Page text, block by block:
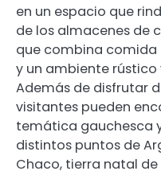
en un espacio que
de los almacenes de
que combina
y un ambiente rústico
Además de disfrutar
visitantes pueden
temática gauchesca
distintos puntos de
Chaco, tierra natal